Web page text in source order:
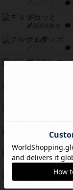
ギョッと
紹介文あり
クルティボ
ブラヴェスト
ドブル：ポ
ジャンヌ・
紹介文あり
ダイススロー
紹介文なし
ガルフスト